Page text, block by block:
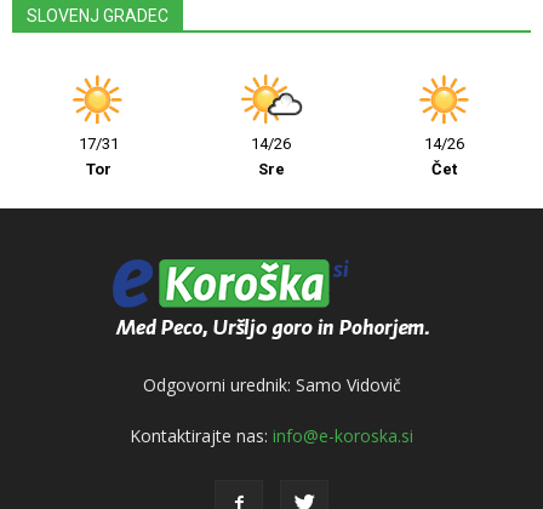
SLOVENJ GRADEC
17/31
Tor
14/26
Sre
14/26
Čet
Odgovorni urednik: Samo Vidovič
Kontaktirajte nas: info@e-koroska.si